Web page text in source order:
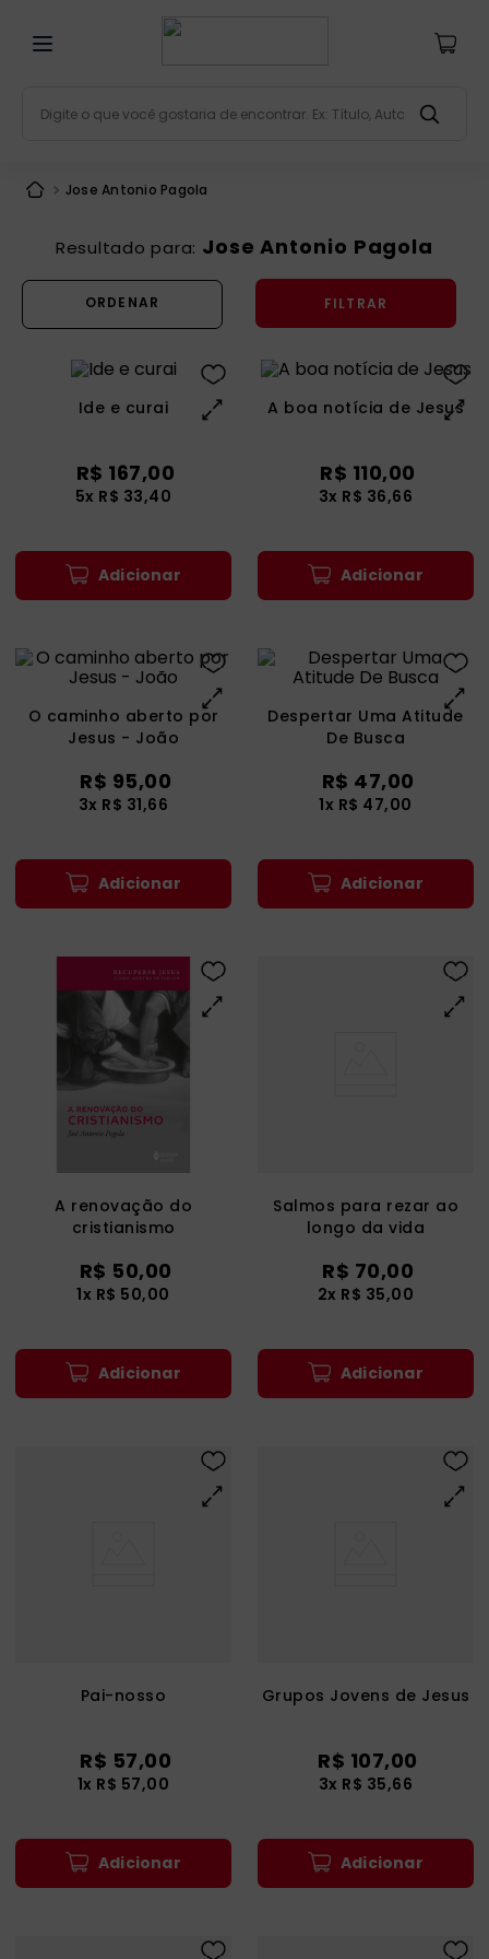
Jose Antonio Pagola
Jose Antonio Pagola
FILTRAR
Ide e curai
R$ 167,00
5x R$ 33,40
Adicionar
A boa notícia de Jesus
R$ 110,00
3x R$ 36,66
Adicionar
O caminho aberto por
Jesus - João
R$ 95,00
3x R$ 31,66
Adicionar
Despertar Uma Atitude
De Busca
R$ 47,00
1x R$ 47,00
Adicionar
A renovação do
cristianismo
R$ 50,00
1x R$ 50,00
Adicionar
Salmos para rezar ao
longo da vida
R$ 70,00
2x R$ 35,00
Adicionar
Pai-nosso
R$ 57,00
1x R$ 57,00
Adicionar
Grupos Jovens de Jesus
R$ 107,00
3x R$ 35,66
Adicionar
º bíblia
terço
biblia pastoral
catequese